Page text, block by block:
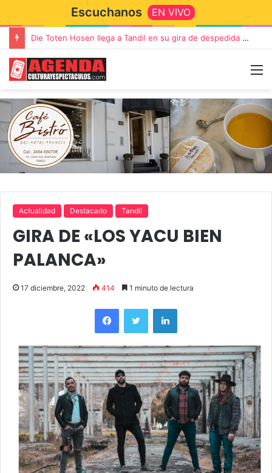
Escuchanos EN VIVO
“TIRRIA” llega a Tandil con un elenco de lujo encabezado por Capusotto, Spregelburd y Stefani
Actualidad Destacado Tandil
GIRA DE «LOS YACU BIEN
PALANCA»
17 diciembre, 2022 414 1 minuto de lectura